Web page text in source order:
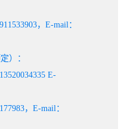
，E-mail：
）：
E-
，E-mail：